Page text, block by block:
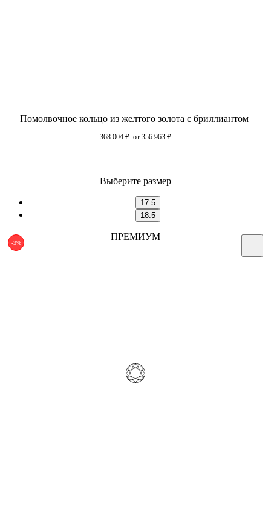
Помолвочное кольцо из желтого золота с бриллиантом
368 004 ₽ от 356 963 ₽
Выберите размер
17.5
18.5
-3%
ПРЕМИУМ